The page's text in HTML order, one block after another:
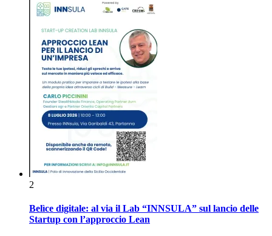
2
Belìce digitale: al via il Lab “INNSULA” sul lancio delle
Startup con l’approccio Lean